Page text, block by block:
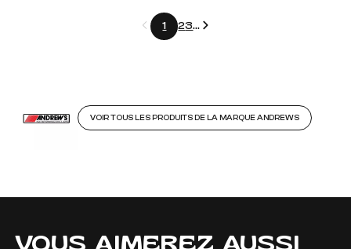
Précédent
1 23... Suivant
VOIR TOUS LES PRODUITS DE LA MARQUE ANDREWS
VOUS AIMEREZ AUSSI